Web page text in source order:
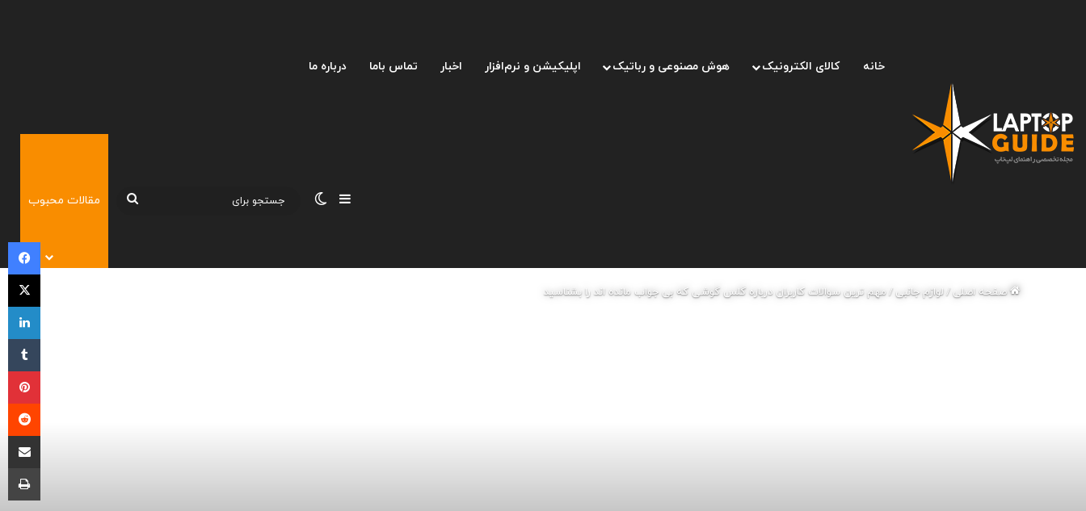
خانه کالای الکترونیک هوش مصنوعی و رباتیک اپلیکیشن و نرم‌افزار اخبار تماس باما درباره ما
نوارکناریتغییر پوسته
جستجومقالات محبوب
صفحه اصلی/لوازم جانبی/مهم ترین سوالات کاربران درباره گلس گوشی که بی جواب مانده اند را بشناسید